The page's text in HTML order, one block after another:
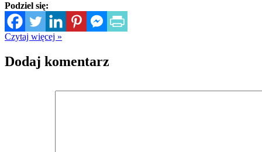
Podziel się:
Czytaj więcej »
Dodaj komentarz